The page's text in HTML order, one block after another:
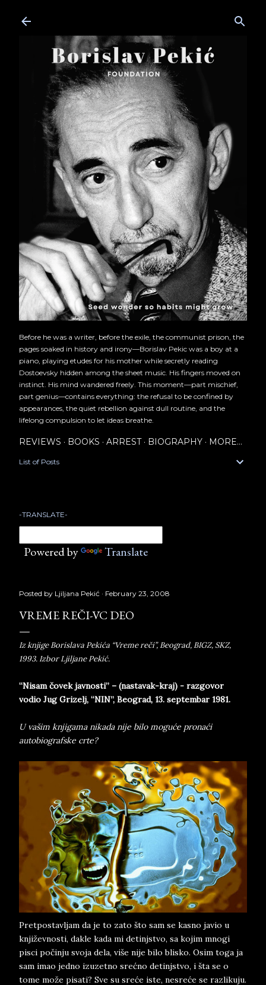
Before he was a writer, before the exile, the communist prison, the
pages soaked in history and irony—Borislav Pekic was a boy at a
piano, playing etudes for his mother while secretly reading
Dostoevsky hidden among the sheet music. His fingers moved on
instinct. His mind wandered freely. This moment—part mischief,
part genius—contains everything: the refusal to be confined by
appearances, the quiet rebellion against dull routine, and the
lifelong compulsion to let ideas breathe.
REVIEWS BOOKS ARREST BIOGRAPHY MORE…
List of Posts
-TRANSLATE-
Powered by Translate
Posted by Ljiljana Pekić February 23, 2008
VREME REČI-VC DEO
Iz knjige Borislava Pekića “Vreme reči”, Beograd, BIGZ, SKZ,
1993. Izbor Ljiljane Pekić.
“Nisam čovek javnosti” – (nastavak-kraj) - razgovor
vodio Jug Grizelj, “NIN”, Beograd, 13. septembar 1981.
U vašim knjigama nikada nije bilo moguće pronaći
autobiografske crte?
Pretpostavljam da je to zato što sam se kasno javio u
književnosti, dakle kada mi detinjstvo, sa kojim mnogi
pisci počinju svoja dela, više nije bilo blisko. Osim toga ja
sam imao jedno izuzetno srećno detinjstvo, i šta se o
tome može pisati? Sve su sreće iste, nesreće se razlikuju.